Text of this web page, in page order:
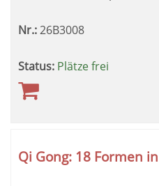
Nr.:26B3008
Status: Plätze frei
Qi Gong: 18 Formen